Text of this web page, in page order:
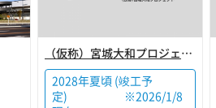
（仮称）宮城大和プロジェクト
2028年夏頃 (竣工予
定) ※2026/1/8